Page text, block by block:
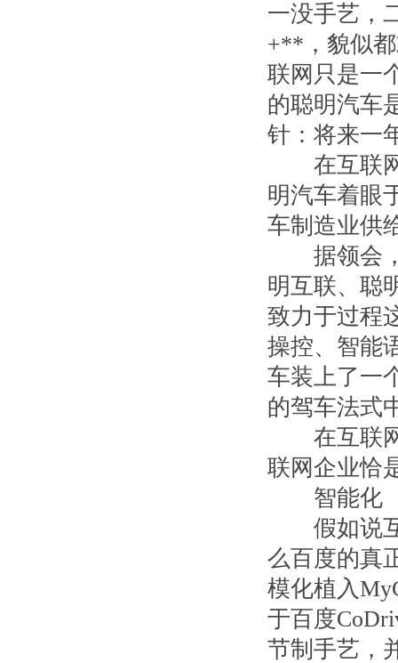
一没手艺，
+**，貌似
联网只是一
的聪明汽车
针：将来一
在互联网
明汽车着眼
车制造业供
据领会，“
明互联、聪
致力于过程
操控、智能
车装上了一
的驾车法式
在互联网
联网企业恰
智能化
假如说互
么百度的真
模化植入
于百度
节制手艺，